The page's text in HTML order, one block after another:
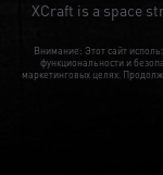
XCraft is a space
Внимание: Этот сайт
функциональности и
маркетинговых целях.